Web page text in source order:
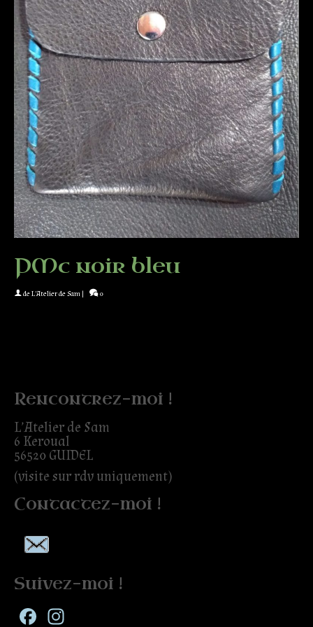
PMc noir bleu
deL'Atelier de Sam | 0
Rencontrez-moi !
L’Atelier de Sam
6 Keroual
56520 GUIDEL
(visite sur rdv uniquement)
Contactez-moi !
Suivez-moi !
Facebook